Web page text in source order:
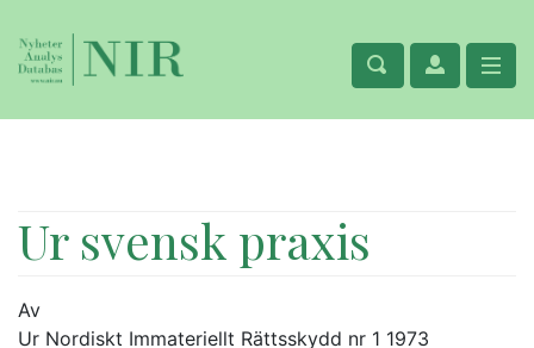
Ur svensk praxis
Av
Ur Nordiskt Immateriellt Rättsskydd nr 1 1973